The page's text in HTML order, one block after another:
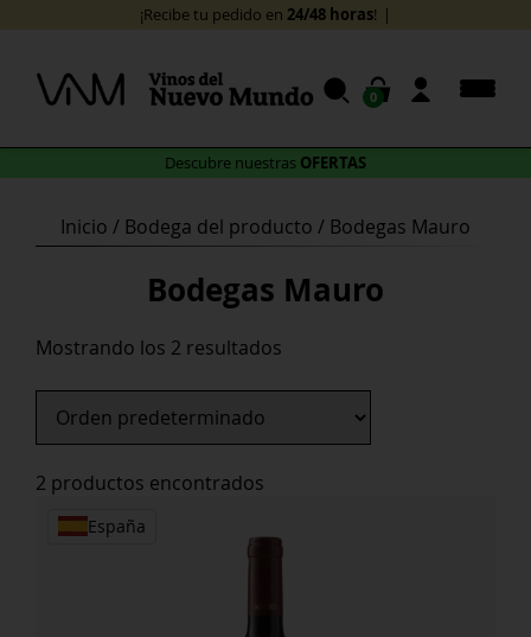
content
Descubre nuestras OFERTAS
¡Recibe tu pedido en 24/48 horas!
0
Inicio / Bodega del producto / Bodegas Mauro
Bodegas Mauro
Mostrando los 2 resultados
2 productos encontrados
España